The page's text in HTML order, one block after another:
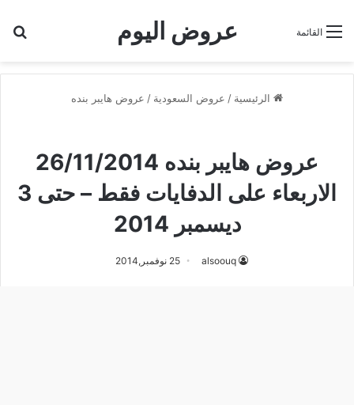
عروض اليوم القائمة
الرئيسية / عروض السعودية / عروض هايبر بنده
عروض هايبر بنده 26/11/2014
الاربعاء على الدفايات فقط – حتى 3
ديسمبر 2014
alsoouq 25 نوفمبر,2014